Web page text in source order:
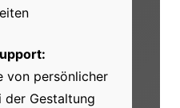
von persönlicher
der Gestaltung